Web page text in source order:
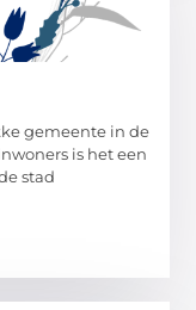
gemeente in de
is het een
stad